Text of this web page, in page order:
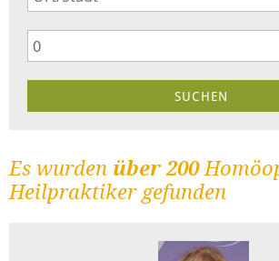
Es wurden über 200
Heilpraktiker gefunden